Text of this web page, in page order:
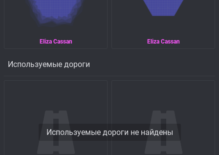
Eliza Cassan Eliza Cassan
Используемые дороги
Используемые дороги не найдены